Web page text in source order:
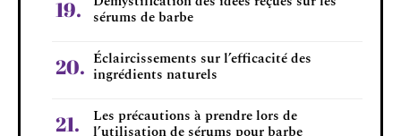
sérums de barbe
Éclaircissements sur l’efficacité des
ingrédients naturels
Les précautions à prendre lors de
l’utilisation de sérums pour barbe